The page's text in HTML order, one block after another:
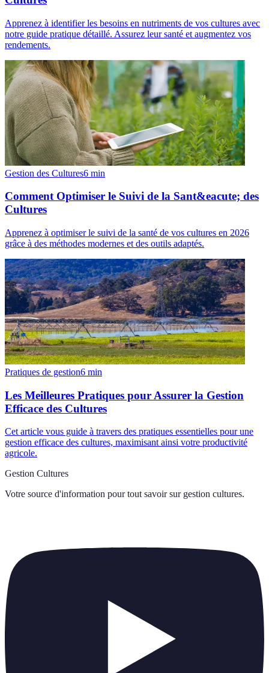
Apprenez à identifier les besoins en nutriments de vos cultures avec
notre guide pratique détaillé. Assurez leur santé et augmentez vos
rendements.
Gestion des Cultures6 min
Comment Optimiser le Suivi de la Sant&eacute; des
Cultures
Apprenez à optimiser le suivi de la santé de vos cultures en 2026
grâce à des méthodes modernes et des outils adaptés.
Pratiques de gestion6 min
Les Meilleures Pratiques pour Assurer la Gestion
Efficace des Cultures
Cet article vous guide à travers des pratiques essentielles pour une
gestion efficace des cultures, maximisant ainsi votre productivité
agricole.
Gestion Cultures
Votre source d'information pour tout savoir sur gestion cultures.